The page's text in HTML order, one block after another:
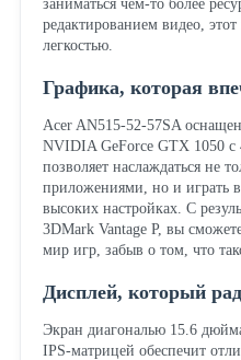
заниматься чем-то более
редактированием видео, этот
легкостью.
Графика, которая
Acer AN515-52-57SA
NVIDIA GeForce GTX 1050 с
позволяет наслаждаться не
приложениями, но и играть
высоких настройках. С
3DMark Vantage P, вы
мир игр, забыв о том, что
Дисплей, который
Экран диагональю 15.6
IPS-матрицей обеспечит